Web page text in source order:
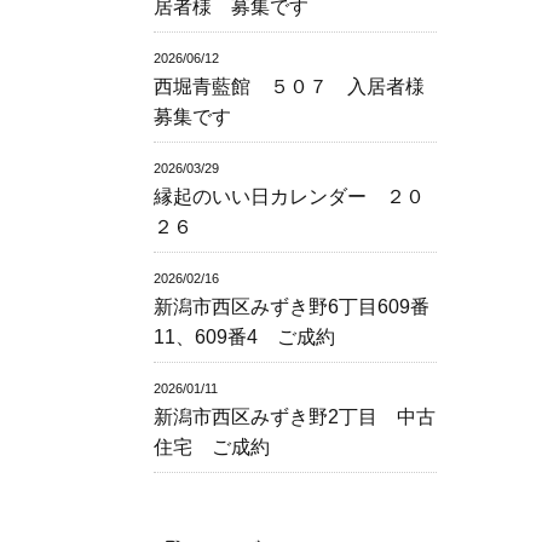
居者様 募集です
2026/06/12
西堀青藍館 ５０７ 入居者様
募集です
2026/03/29
縁起のいい日カレンダー ２０
２６
2026/02/16
新潟市西区みずき野6丁目609番
11、609番4 ご成約
2026/01/11
新潟市西区みずき野2丁目 中古
住宅 ご成約